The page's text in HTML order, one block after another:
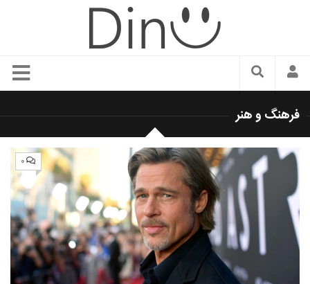
سبک زندگی
زیبایی و آرایش
شیک پوشی
دکوراسیون و چیدمان
غذا
رستوران گردی
آشپزی
فرهنگ و هنر
۰